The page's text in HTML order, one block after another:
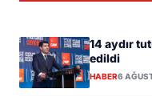
14 aydır
edildi
HABER6